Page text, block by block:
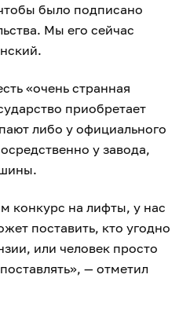
было подписано
Мы его сейчас
«очень странная
приобретает
либо у официального
у завода,
конкурс на лифты, у нас
поставить, кто угодно
или человек просто
— отметил